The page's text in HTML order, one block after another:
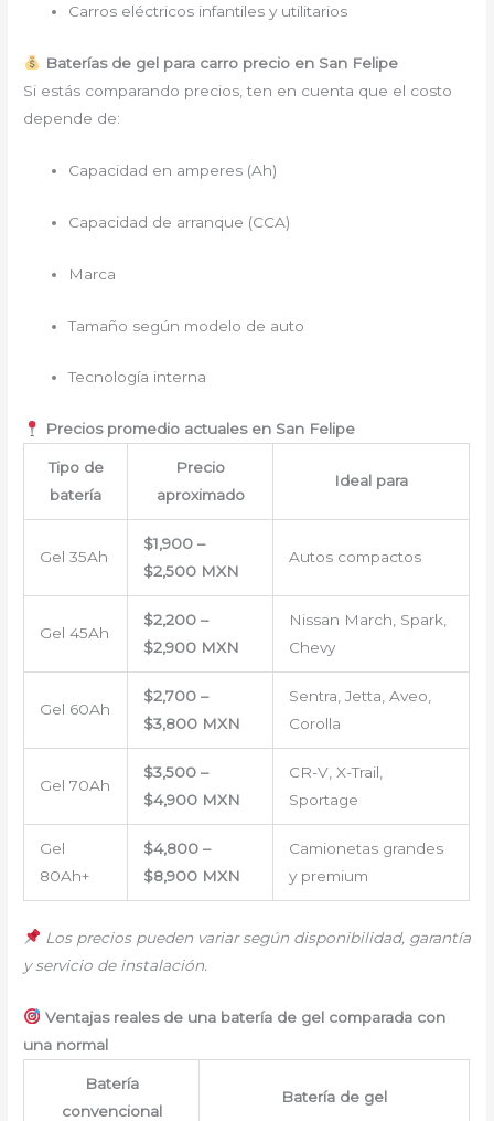
Carros eléctricos infantiles y utilitarios
Baterías de gel para carro precio en San Felipe
Si estás comparando precios, ten en cuenta que el costo
depende de:
Capacidad en amperes (Ah)
Capacidad de arranque (CCA)
Marca
Tamaño según modelo de auto
Tecnología interna
Precios promedio actuales en San Felipe
Tipo de
batería
Precio
aproximado
Ideal para
Gel 35Ah
$1,900 –
$2,500 MXN
Autos compactos
Gel 45Ah
$2,200 –
$2,900 MXN
Nissan March, Spark,
Chevy
Gel 60Ah
$2,700 –
$3,800 MXN
Sentra, Jetta, Aveo,
Corolla
Gel 70Ah
$3,500 –
$4,900 MXN
CR-V, X-Trail,
Sportage
Gel
80Ah+
$4,800 –
$8,900 MXN
Camionetas grandes
y premium
Los precios pueden variar según disponibilidad, garantía
y servicio de instalación.
Ventajas reales de una batería de gel comparada con
una normal
Batería
convencional
Batería de gel